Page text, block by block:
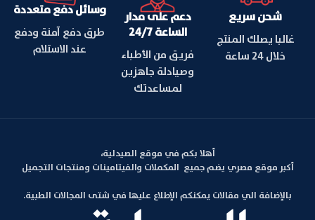
شحن سريع
غالبا يصلك المنتج
خلال 24 ساعة
دعم على مدار
الساعة 24/7
فريق من الأطباء
وصيادلة جاهزين
لمساعدتك
وسائل دفع متعددة
طرق دفع آمنة ودفع
عند الاستلام
أهلا بكم في موقع الصيدلية،
أكبر موقع مصري يضم جميع المكملات والفيتامينات ومنتجات التجميل
بالإضافة الي مقالات يمكنكم الإطلاع عليها في شتى المجالات الطبية.